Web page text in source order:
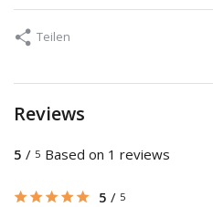
Teilen
Reviews
5 / 5 Based on 1 reviews
5 / 5